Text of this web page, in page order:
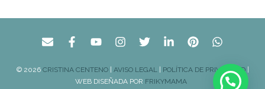
© 2026 CRISTINA CENTENO| AVISO LEGAL | POLÍTICA DE PRIVACIDAD|
WEB DISEÑADA POR FRIKYMAMA